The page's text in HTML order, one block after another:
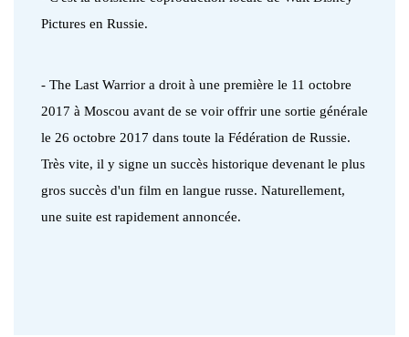
Pictures en Russie.
- The Last Warrior a droit à une première le 11 octobre
2017 à Moscou avant de se voir offrir une sortie générale
le 26 octobre 2017 dans toute la Fédération de Russie.
Très vite, il y signe un succès historique devenant le plus
gros succès d'un film en langue russe. Naturellement,
une suite est rapidement annoncée.